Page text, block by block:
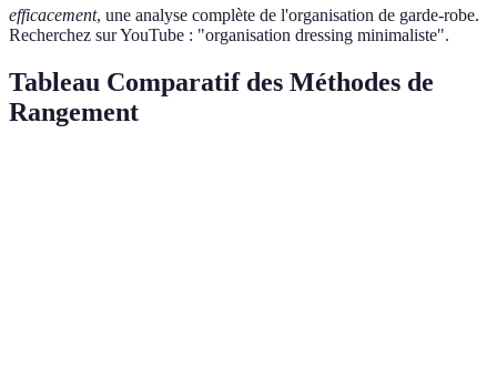
efficacement, une analyse complète de l'organisation de garde-robe.
Recherchez sur YouTube : "organisation dressing minimaliste".
Tableau Comparatif des Méthodes de
Rangement